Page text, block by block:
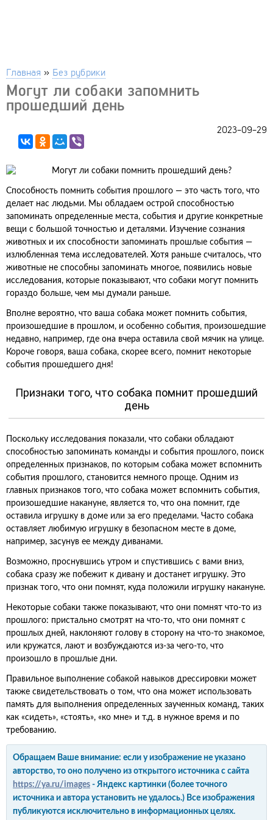
Главная » Без рубрики
Могут ли собаки запомнить
прошедший день
2023-09-29
Способность помнить события прошлого — это часть того, что
делает нас людьми. Мы обладаем острой способностью
запоминать определенные места, события и другие конкретные
вещи с большой точностью и деталями. Изучение сознания
животных и их способности запоминать прошлые события —
излюбленная тема исследователей. Хотя раньше считалось, что
животные не способны запоминать многое, появились новые
исследования, которые показывают, что собаки могут помнить
гораздо больше, чем мы думали раньше.
Вполне вероятно, что ваша собака может помнить события,
произошедшие в прошлом, и особенно события, произошедшие
недавно, например, где она вчера оставила свой мячик на улице.
Короче говоря, ваша собака, скорее всего, помнит некоторые
события прошедшего дня!
Признаки того, что собака помнит прошедший
день
Поскольку исследования показали, что собаки обладают
способностью запоминать команды и события прошлого, поиск
определенных признаков, по которым собака может вспомнить
события прошлого, становится немного проще. Одним из
главных признаков того, что собака может вспомнить события,
произошедшие накануне, является то, что она помнит, где
оставила игрушку в доме или за его пределами. Часто собака
оставляет любимую игрушку в безопасном месте в доме,
например, засунув ее между диванами.
Возможно, проснувшись утром и спустившись с вами вниз,
собака сразу же побежит к дивану и достанет игрушку. Это
признак того, что они помнят, куда положили игрушку накануне.
Некоторые собаки также показывают, что они помнят что-то из
прошлого: пристально смотрят на что-то, что они помнят с
прошлых дней, наклоняют голову в сторону на что-то знакомое,
или кружатся, лают и возбуждаются из-за чего-то, что
произошло в прошлые дни.
Правильное выполнение собакой навыков дрессировки может
также свидетельствовать о том, что она может использовать
память для выполнения определенных заученных команд, таких
как «сидеть», «стоять», «ко мне» и т.д. в нужное время и по
требованию.
Обращаем Ваше внимание: если у изображение не указано
авторство, то оно получено из открытого источника с сайта
https://ya.ru/images - Яндекс картинки (более точного
источника и автора установить не удалось.) Все изображения
публикуются исключительно в информационных целях.